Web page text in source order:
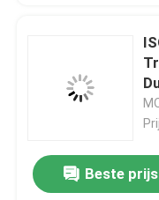
Beste prijs